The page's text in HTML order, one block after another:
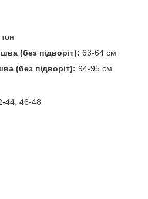
(без підворіт): 63-64 см
(без підворіт): 94-95 см
44, 46-48